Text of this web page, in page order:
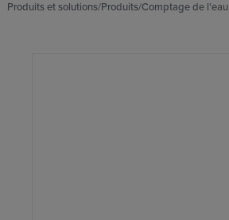
Produits et solutions Produits Comptage de l'eau